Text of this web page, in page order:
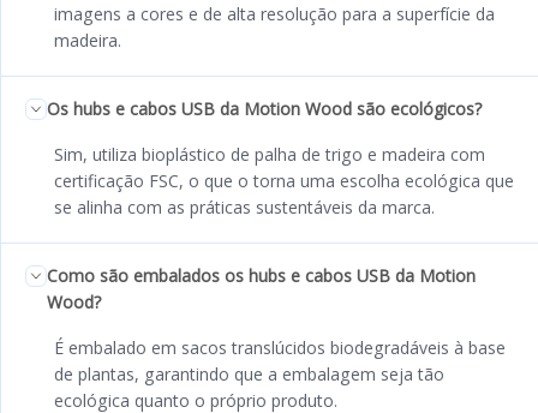
imagens a cores e de alta resolução para a superfície da
madeira.
Os hubs e cabos USB da Motion Wood são ecológicos?
Sim, utiliza bioplástico de palha de trigo e madeira com
certificação FSC, o que o torna uma escolha ecológica que
se alinha com as práticas sustentáveis da marca.
Como são embalados os hubs e cabos USB da Motion
Wood?
É embalado em sacos translúcidos biodegradáveis à base
de plantas, garantindo que a embalagem seja tão
ecológica quanto o próprio produto.